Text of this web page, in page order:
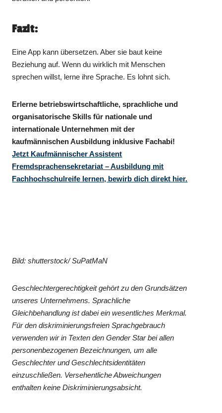
Fazit:
Eine App kann übersetzen. Aber sie baut keine
Beziehung auf. Wenn du wirklich mit Menschen
sprechen willst, lerne ihre Sprache. Es lohnt sich.
Erlerne betriebswirtschaftliche, sprachliche und
organisatorische Skills für nationale und
internationale Unternehmen mit der
kaufmännischen Ausbildung inklusive Fachabi!
Jetzt Kaufmännischer Assistent
Fremdsprachensekretariat – Ausbildung mit
Fachhochschulreife lernen, bewirb dich direkt hier.
Bild: shutterstock/ SuPatMaN
Geschlechtergerechtigkeit gehört zu den Grundsätzen
unseres Unternehmens. Sprachliche
Gleichbehandlung ist dabei ein wesentliches Merkmal.
Für den diskriminierungsfreien Sprachgebrauch
verwenden wir in Texten den Gender Star bei allen
personenbezogenen Bezeichnungen, um alle
Geschlechter und Geschlechtsidentitäten
einzuschließen. Versehentliche Abweichungen
enthalten keine Diskriminierungsabsicht.